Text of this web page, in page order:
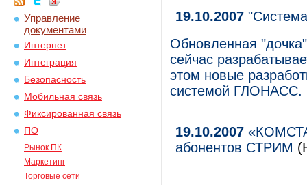
Управление
документами
Интернет
Интеграция
Безопасность
Мобильная связь
Фиксированная связь
ПО
Рынок ПК
Маркетинг
Торговые сети
19.10.2007
Обновленная
сейчас
этом новые
системой ГЛОНАСС.
19.10.2007
абонентов СТРИМ